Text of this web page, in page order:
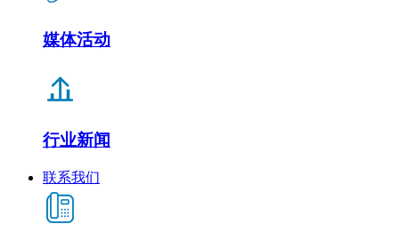
媒体活动
行业新闻
联系我们